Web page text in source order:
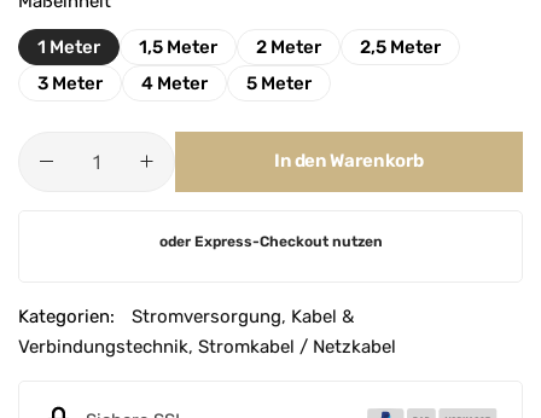
1 Meter 1,5 Meter 2 Meter
2,5 Meter
3 Meter
4 Meter 5 Meter
In den Warenkorb
e
r
oder Express-Checkout nutzen
Kategorien: Stromversorgung, Kabel &
Verbindungstechnik, Stromkabel / Netzkabel